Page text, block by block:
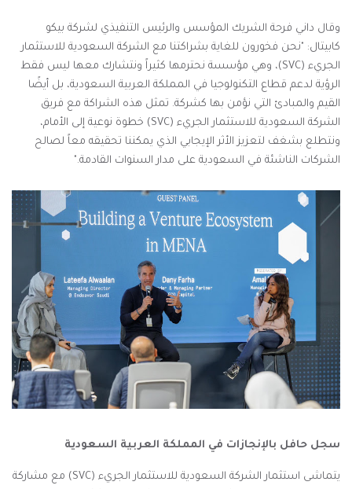
وقال داني فرحة الشريك المؤسس والرئيس التنفيذي لشركة بيكو
كابيتال: "نحن فخورون للغاية بشراكتنا مع الشركة السعودية للاستثمار
الجريء (SVC)، وهي مؤسسة نحترمها كثيراً ونتشارك معها ليس فقط
الرؤية لدعم قطاع التكنولوجيا في المملكة العربية السعودية، بل أيضًا
القيم والمبادئ التي نؤمن بها كشركة. تمثل هذه الشراكة مع فريق
الشركة السعودية للاستثمار الجريء (SVC) خطوة نوعية إلى الأمام،
ونتطلع بشغف لتعزيز الأثر الإيجابي الذي يمكننا تحقيقه معاً لصالح
الشركات الناشئة في السعودية على مدار السنوات القادمة."
سجل حافل بالإنجازات في المملكة العربية السعودية
يتماشى استثمار الشركة السعودية للاستثمار الجريء (SVC) مع مشاركة